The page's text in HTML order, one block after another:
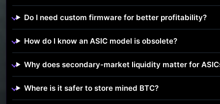
Do I need custom firmware for better profitability?
How do I know an ASIC model is obsolete?
Why does secondary-market liquidity matter for
Where is it safer to store mined BTC?